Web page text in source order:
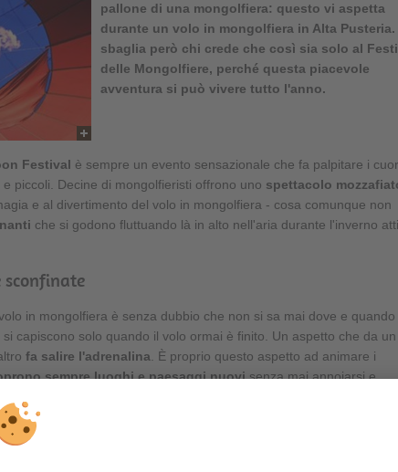
pallone di una mongolfiera: questo vi aspetta
durante un volo in mongolfiera in Alta Pusteria.
sbaglia però chi crede che così sia solo al
delle Mongolfiere, perché questa piacevole
avventura si può vivere tutto l'anno.
Festival è sempre un evento sensazionale che fa palpitare i
piccoli. Decine di mongolfieristi offrono uno spettacolo
e al divertimento del volo in mongolfiera - cosa comunque non
che si godono fluttuando là in alto nell'aria durante l'inverno
sconfinate
in mongolfiera è senza dubbio che non si sa mai dove e quando
capiscono solo quando il volo ormai è finito. Un aspetto che da un
fa salire l'adrenalina . È proprio questo aspetto ad animare i
sempre luoghi e paesaggi nuovisenza mai annoiarsi e